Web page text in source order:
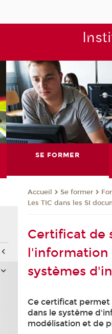
SE FORMER
Accueil Se former
Les TIC dans les SI
Certificat de
systèmes
Ce certificat permet
dans le système
modélisation et de